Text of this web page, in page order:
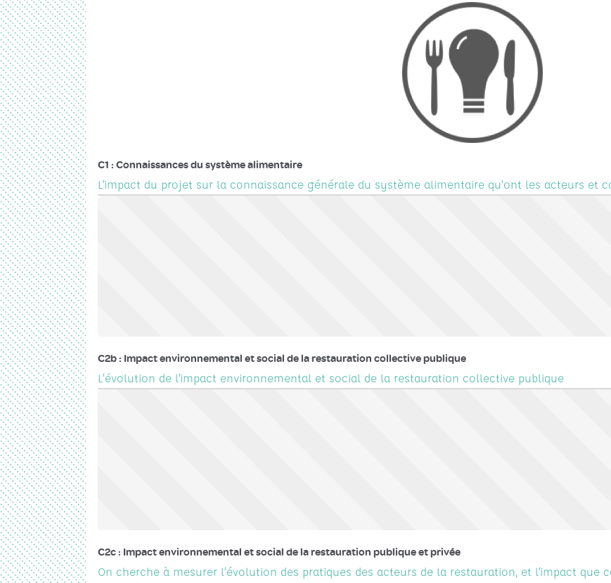
C1 : Connaissances du système alimentaire
L’impact du projet sur la connaissance générale du système alimentaire qu’ont les acteurs et
C2b : Impact environnemental et social de la restauration collective publique
L’évolution de l’impact environnemental et social de la restauration collective publique
C2c : Impact environnemental et social de la restauration publique et privée
On cherche à mesurer l’évolution des pratiques des acteurs de la restauration, et l’impact que